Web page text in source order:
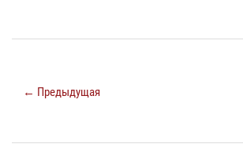
← Предыдущая